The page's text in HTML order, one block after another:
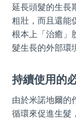
延長頭髮的生長
粗壯，而且還能
根本上「治癒」
髮生長的外部環
持續使用的
由於米諾地爾的
循環來促進生髮